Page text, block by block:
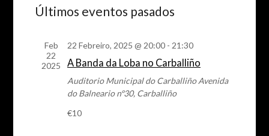
de
eventos
date.
Últimos eventos pasados
Feb
22
2025
22 Febreiro, 2025 @ 20:00 - 21:30
A Banda da Loba no Carballiño
Auditorio Municipal do CarballiñoAvenida
do Balneario nº30, Carballiño
€10